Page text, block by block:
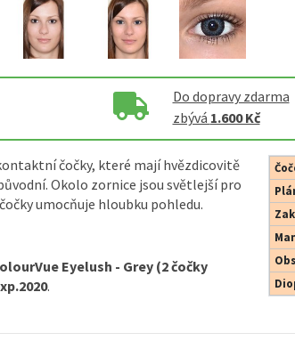
Do dopravy zdarma
zbývá 1.600 Kč
čočky, které mají hvězdicovitě
Okolo zornice jsou světlejší pro
umocňuje hloubku pohledu.
Eyelush - Grey (2 čočky
.